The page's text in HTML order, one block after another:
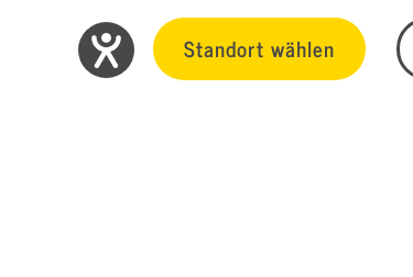
Standort wählen